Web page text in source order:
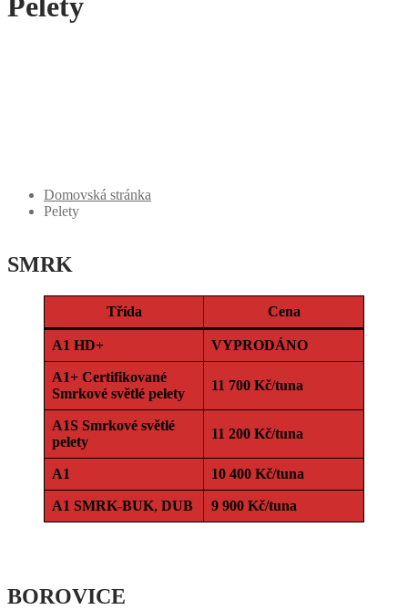
Pelety
Domovská stránka
Pelety
SMRK
Třída Cena
A1 HD+ VYPRODÁNO
A1+ Certifikované
Smrkové světlé pelety
11 700 Kč/tuna
A1S Smrkové světlé
pelety
11 200 Kč/tuna
A1 10 400 Kč/tuna
A1 SMRK-BUK, DUB 9 900 Kč/tuna
BOROVICE